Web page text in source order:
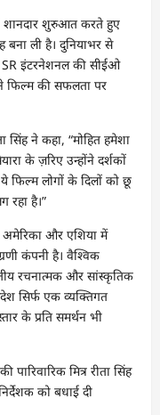
ने शानदार शुरुआत करते हुए
ली है। दुनियाभर से
SR इंटरनेशनल की सीईओ
ने फिल्म की सफलता पर
सिंह ने कहा, “मोहित हमेशा
के ज़रिए उन्होंने दर्शकों
फिल्म लोगों के दिलों को छू
रहा है।”
अमेरिका और एशिया में
कंपनी है। वैश्विक
रचनात्मक और सांस्कृतिक
सिर्फ एक व्यक्तिगत
के प्रति समर्थन भी